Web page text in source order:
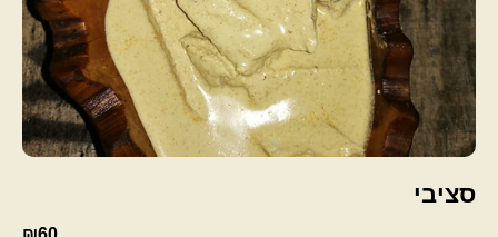
סציבי